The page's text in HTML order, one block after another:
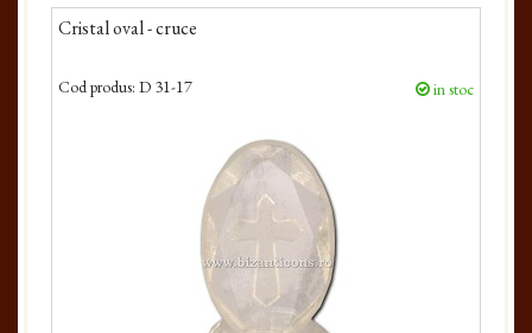
Cristal oval - cruce
Cod produs: D 31-17 in stoc